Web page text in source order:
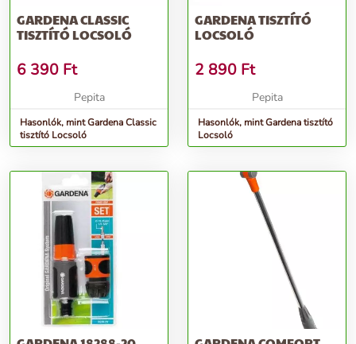
GARDENA CLASSIC
TISZTÍTÓ LOCSOLÓ
6 390 Ft
Pepita
Hasonlók, mint Gardena Classic
tisztító Locsoló
GARDENA TISZTÍTÓ
LOCSOLÓ
2 890 Ft
Pepita
Hasonlók, mint Gardena tisztító
Locsoló